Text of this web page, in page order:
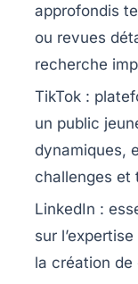
approfondis
ou revues
recherche
TikTok :
un public
dynamiques,
challenges et
LinkedIn :
sur
la création